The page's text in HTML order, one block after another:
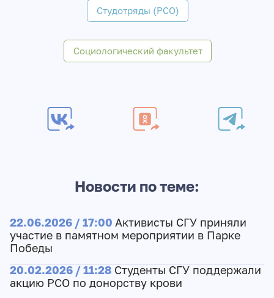
Студотряды (РСО)
Социологический факультет
Новости по теме:
22.06.2026 / 17:00 Активисты СГУ приняли
участие в памятном мероприятии в Парке
Победы
20.02.2026 / 11:28 Студенты СГУ поддержали
акцию РСО по донорству крови